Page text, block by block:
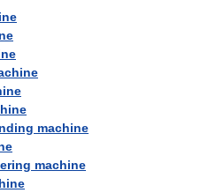
machine
machine